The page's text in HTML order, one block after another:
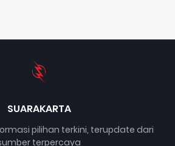
SUARAKARTA
pilihan terkini, terupdate dari
terpercaya